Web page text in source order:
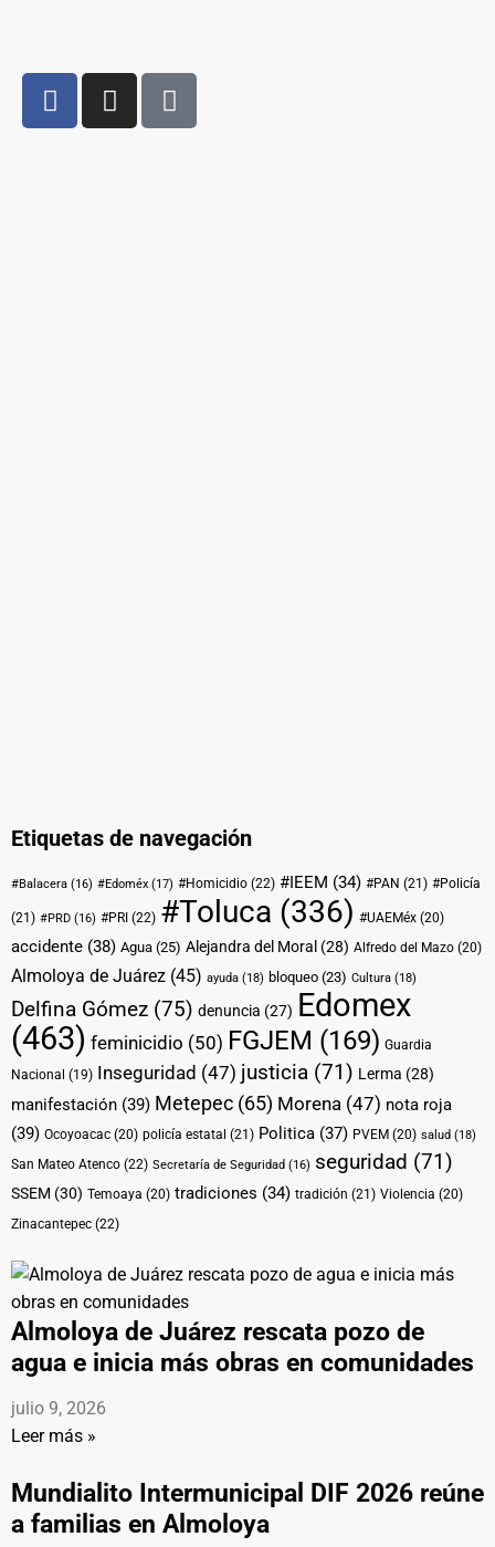
Etiquetas de navegación
#Balacera (16) #Edoméx (17) #Homicidio (22) #IEEM (34) #PAN (21) #Policía
(21) #PRD (16) #PRI (22) #Toluca (336) #UAEMéx (20)
accidente (38) Agua (25) Alejandra del Moral (28) Alfredo del Mazo (20)
Almoloya de Juárez (45) ayuda (18) bloqueo (23) Cultura (18)
Delfina Gómez (75) denuncia (27) Edomex
(463) feminicidio (50) FGJEM (169) Guardia
Nacional (19) Inseguridad (47) justicia (71) Lerma (28)
manifestación (39) Metepec (65) Morena (47) nota roja
(39) Ocoyoacac (20) policía estatal (21) Politica (37) PVEM (20) salud (18)
San Mateo Atenco (22) Secretaría de Seguridad (16) seguridad (71)
SSEM (30) Temoaya (20) tradiciones (34) tradición (21) Violencia (20)
Zinacantepec (22)
Almoloya de Juárez rescata pozo de
agua e inicia más obras en comunidades
julio 9, 2026
Leer más »
Mundialito Intermunicipal DIF 2026 reúne
a familias en Almoloya